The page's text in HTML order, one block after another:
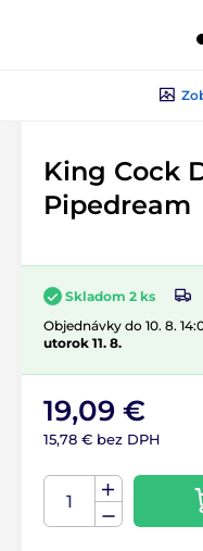
King Cock
Pipedream
Skladom 2 ks
Objednávky do 10. 8.
utorok 11. 8.
19,09 €
15,78 € bez DPH